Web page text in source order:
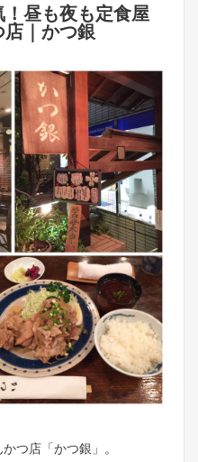
昼も夜も定食屋
｜かつ銀
つ店「かつ銀」。